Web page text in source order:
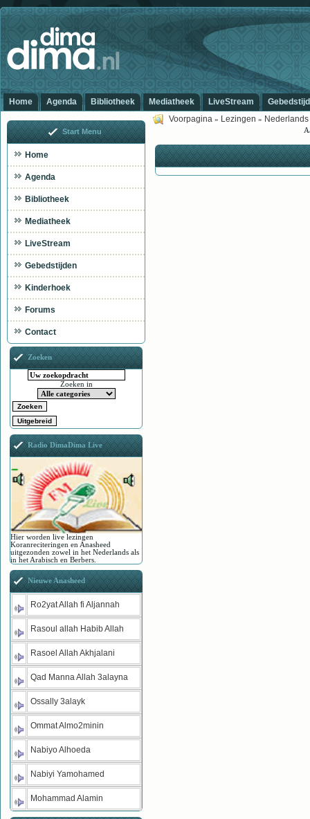
Home Agenda Bibliotheek Mediatheek LiveStream
Voorpagina » Lezingen » Nederlands
Start Menu
Home
Agenda
Bibliotheek
Mediatheek
LiveStream
Gebedstijden
Kinderhoek
Forums
Contact
Zoeken
Zoeken in
Radio DimaDima Live
Hier worden live lezingen
Koranreciteringen en Anasheed
uitgezonden zowel in het Nederlands als
in het Arabisch en Berbers.
Nieuwe Anasheed
Ro2yat Allah fi Aljannah
Rasoul allah Habib Allah
Rasoel Allah Akhjalani
Qad Manna Allah 3alayna
Ossally 3alayk
Ommat Almo2minin
Nabiyo Alhoeda
Nabiyi Yamohamed
Mohammad Alamin